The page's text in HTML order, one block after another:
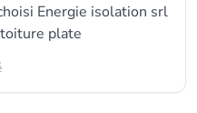
Energie isolation srl
plate